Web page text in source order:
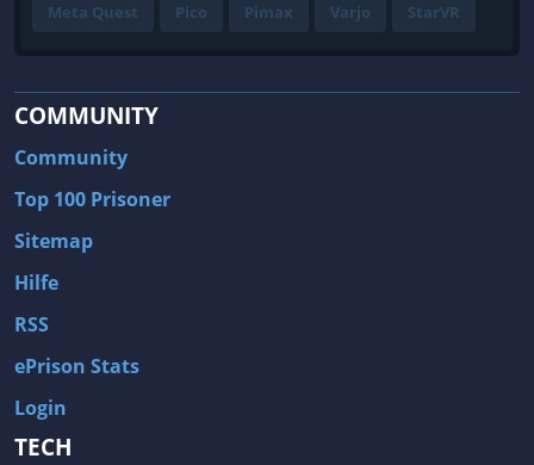
Meta Quest Pico Pimax Varjo StarVR
COMMUNITY
Community
Top 100 Prisoner
Sitemap
Hilfe
RSS
ePrison Stats
Login
TECH